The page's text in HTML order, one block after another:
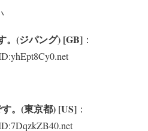
。(ジパング) [GB] ：
。(東京都) [US] ：